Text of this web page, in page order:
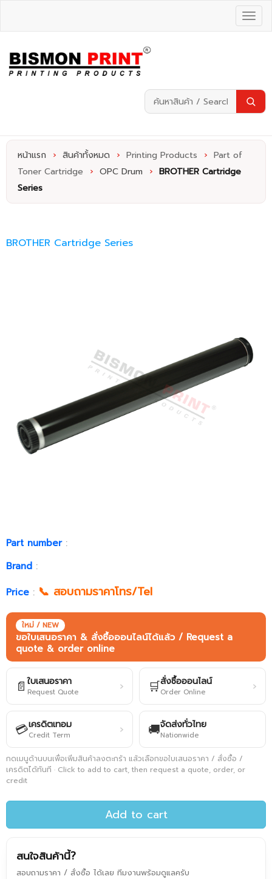
หน้าแรก › สินค้าทั้งหมด › Printing Products › Part of
Toner Cartridge
› OPC Drum › BROTHER Cartridge
Series
BROTHER Cartridge Series
Part number:
Brand :
Price : 📞 สอบถามราคาโทร/Tel
ใหม่ / NEW
ขอใบเสนอราคา & สั่งซื้อออนไลน์ได้แล้ว / Request a
quote & order online
📄 ใบเสนอราคา
Request Quote › 🛒สั่งซื้อออนไลน์
Order Online ›
💳เครดิตเทอม
Credit Term › 🚚จัดส่งทั่วไทย
Nationwide
กดเมนูด้านบนเพื่อเพิ่มสินค้าลงตะกร้า แล้วเลือกขอใบเสนอราคา / สั่งซื้อ /
เครดิตได้ทันที · Click to add to cart, then request a quote, order, or
credit
Add to cart
สนใจสินค้านี้?
สอบถามราคา / สั่งซื้อ ได้เลย ทีมงานพร้อมดูแลครับ